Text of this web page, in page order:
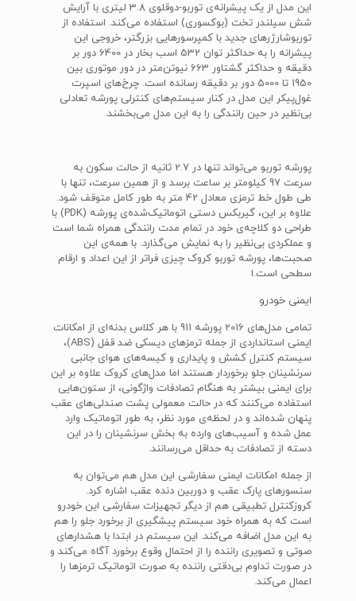
این مدل از یک پیشرانه‌ی توربو-دوقلوی 3.8 لیتری با آرایش
شش سیلندر تخت (بوکسوری) استفاده می‌کند. استفاده از
توربوشارژرهای جدید با کمپرسورهایی بزرگتر، خروجی این
پیشرانه را به حداکثر توان 532 اسب بخار در 6400 دور بر
دقیقه و حداکثر گشتاور 663 نیوتن‌متر در دور موتوری بین
1950 تا 5000 دور بر دقیقه رسانده است. چرخ‌های اسپرت
غول‌پیکر این مدل در کنار سیستم‌های کنترلی پورشه تعادلی
بی‌نظیر در حین رانندگی را به این مدل می‌بخشند.
پورشه توربو می‌تواند تنها در 2.7 ثانیه از حالت سکون به
سرعت 97 کیلومتر بر ساعت برسد و از همین سرعت، تنها با
طی طول خط ترمزی معادل 42 متر به طور کامل متوقف شود.
علاوه بر این، گیربکس دستی اتوماتیک‌شده‌ی پورشه (PDK) با
طراحی دو کلاچه‌ی خود در تمام مدت رانندگی همراه شما است
و عملکردی بی‌نظیر را به نمایش می‌گذارد. با همه‌ی این
صحبت‌ها، پورشه توربو کروک چیزی فراتر از این اعداد و ارقام
سطحی است.ا
ایمنی خودرو
تمامی مدل‌های 2016 پورشه 911 با هر کلاس بدنه‌ای از امکانات
ایمنی استانداردی از جمله ترمزهای دیسکی ضد قفل (ABS)،
سیستم کنترل کشش و پایداری و کیسه‌های هوای جانبی
سرنشینان جلو برخوردار هستند اما مدل‌های کروک علاوه بر این
برای ایمنی بیشتر به هنگام تصادفات واژگونی، از ستون‌هایی
استفاده می‌کنند که در حالت معمولی پشت صندلی‌های عقب
پنهان شده‌اند و در لحظه‌ی مورد نظر، به طور اتوماتیک وارد
عمل شده و آسیب‌های وارده به بخش سرنشینان را در این
دسته از تصادفات به حداقل می‌رسانند.
از جمله امکانات ایمنی سفارشی این مدل هم می‌توان به
سنسورهای پارک عقب و دوربین دنده عقب اشاره کرد.
کروزکنترل تطبیقی هم از دیگر تجهیزات سفارشی این خودرو
است که به همراه خود سیستم پیشگیری از برخورد جلو را هم
به این مدل اضافه می‌کند. این سیستم در ابتدا با هشدارهای
صوتی و تصویری راننده را از احتمال وقوع برخورد آگاه می‌کند و
در صورت تداوم بی‌دقتی راننده به صورت اتوماتیک ترمزها را
اعمال می‌کند.